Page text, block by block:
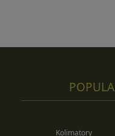
Kolimatory